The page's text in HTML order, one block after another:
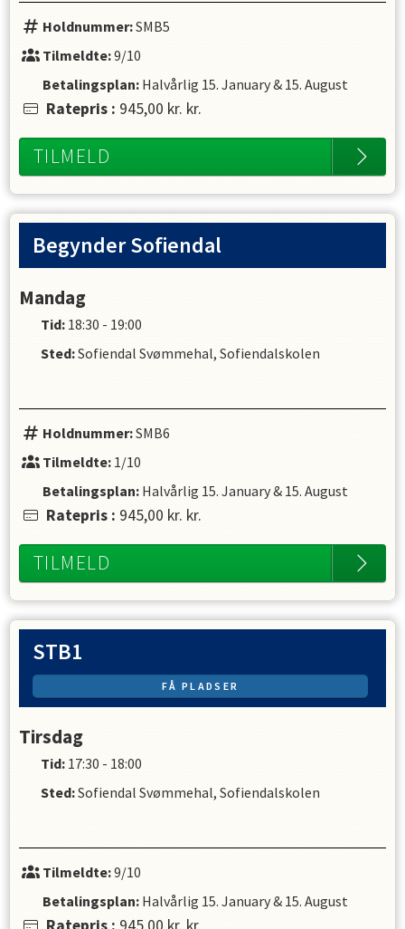
Holdnummer:SMB5
Tilmeldte:9/10
Betalingsplan: Halvårlig 15. January& 15. August
Ratepris : 945,00 kr. kr.
TILMELD
Begynder Sofiendal
Mandag
Tid: 18:30 - 19:00
Sted:Sofiendal Svømmehal, Sofiendalskolen
Holdnummer:SMB6
Tilmeldte:1/10
Betalingsplan: Halvårlig 15. January& 15. August
Ratepris : 945,00 kr. kr.
TILMELD
STB1
FÅ PLADSER
Tirsdag
Tid: 17:30 - 18:00
Sted:Sofiendal Svømmehal, Sofiendalskolen
Tilmeldte:9/10
Betalingsplan: Halvårlig 15. January& 15. August